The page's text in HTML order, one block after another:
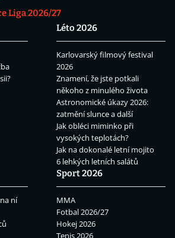
Liga 2026/27
Léto 2026
Karlovarský filmový festival
2026
Znamení, že jste potkali
někoho z minulého života
Astronomické úkazy 2026:
zatmění slunce a další
Jak obléci miminko při
vysokých teplotách?
Jak na dokonalé letní mojito
6 lehkých letních salátů
ní
Sport 2026
MMA
Fotbal 2026/27
Hokej 2026
Tenis 2026